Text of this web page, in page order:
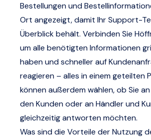
Bestellungen und
Ort angezeigt, damit Ihr Support-
Überblick behält. Verbinden Sie
um alle benötigten Informationen
haben und schneller auf
reagieren – alles in einem geteilten
können außerdem wählen, ob Sie
den Kunden oder an Händler und
gleichzeitig antworten möchten.
Was sind die Vorteile der Nutzung